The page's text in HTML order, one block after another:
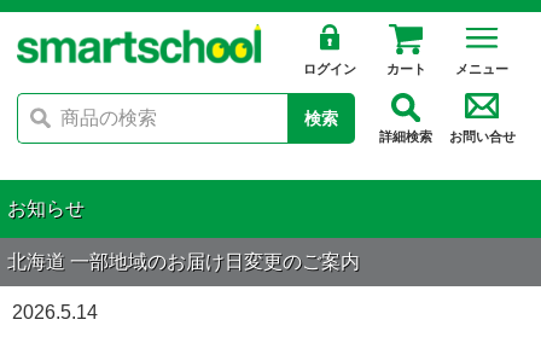
ログイン カート メニュー
検索
詳細検索 お問い合せ
お知らせ
北海道 一部地域のお届け日変更のご案内
2026.5.14